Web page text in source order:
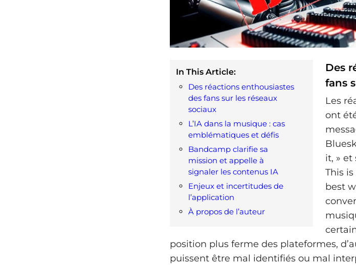
In This Article:
Des réactions enthousiastes
des fans sur les réseaux
sociaux
L’IA dans la musique : cas
emblématiques et défis
Bandcamp clarifie sa
mission et appelle à
signaler les contenus IA
Enjeux et incertitudes de
l’application
À propos de l’auteur
Des
fans
Les
ont
it, »
This
best
position plus ferme des plateformes,
puissent être mal identifiés ou mal